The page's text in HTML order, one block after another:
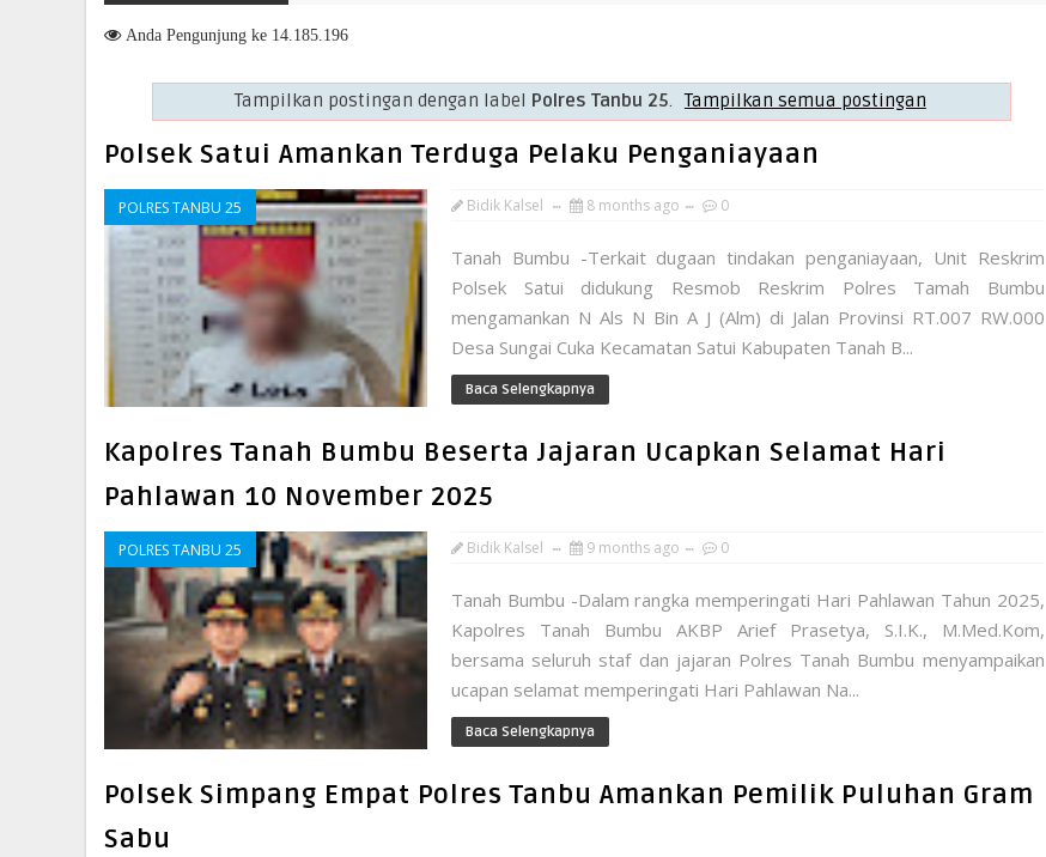
Anda Pengunjung ke 14.185.196
Tampilkan postingan dengan label Polres Tanbu 25. Tampilkan semua postingan
Polsek Satui Amankan Terduga Pelaku Penganiayaan
POLRES TANBU 25 Bidik Kalsel 8 months ago 0
Tanah Bumbu -Terkait dugaan tindakan penganiayaan, Unit Reskrim
Polsek Satui didukung Resmob Reskrim Polres Tamah Bumbu
mengamankan N Als N Bin A J (Alm) di Jalan Provinsi RT.007 RW.000
Desa Sungai Cuka Kecamatan Satui Kabupaten Tanah B...
Baca Selengkapnya
Kapolres Tanah Bumbu Beserta Jajaran Ucapkan Selamat Hari
Pahlawan 10 November 2025
POLRES TANBU 25 Bidik Kalsel 9 months ago 0
Tanah Bumbu -Dalam rangka memperingati Hari Pahlawan Tahun 2025,
Kapolres Tanah Bumbu AKBP Arief Prasetya, S.I.K., M.Med.Kom,
bersama seluruh staf dan jajaran Polres Tanah Bumbu menyampaikan
ucapan selamat memperingati Hari Pahlawan Na...
Baca Selengkapnya
Polsek Simpang Empat Polres Tanbu Amankan Pemilik Puluhan Gram
Sabu